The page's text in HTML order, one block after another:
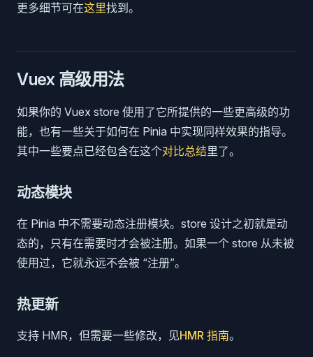
更多细节可在这里找到。
Vuex 高级用法
如果你的 Vuex store 使用了它所提供的一些更高级的功
能，也有一些关于如何在 Pinia 中实现同样效果的指导。
其中一些要点已经包含在这个对比总结里了。
动态模块
在 Pinia 中不需要动态注册模块。store 设计之初就是动
态的，只有在需要时才会被注册。如果一个 store 从未被
使用过，它就永远不会被 “注册”。
热更新
支持 HMR，但需要一些修改，见HMR 指南。